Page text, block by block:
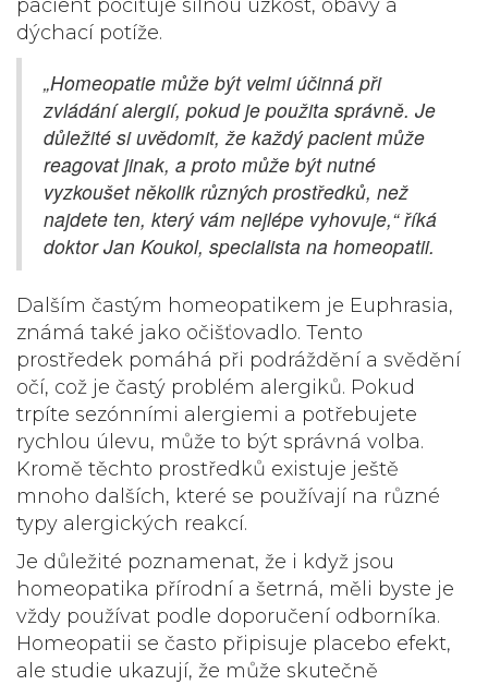
pacient pociťuje silnou úzkost, obavy a
dýchací potíže.
„Homeopatie může být velmi účinná při
zvládání alergií, pokud je použita správně. Je
důležité si uvědomit, že každý pacient může
reagovat jinak, a proto může být nutné
vyzkoušet několik různých prostředků, než
najdete ten, který vám nejlépe vyhovuje,“ říká
doktor Jan Koukol, specialista na homeopatii.
Dalším častým homeopatikem je Euphrasia,
známá také jako očišťovadlo. Tento
prostředek pomáhá při podráždění a svědění
očí, což je častý problém alergiků. Pokud
trpíte sezónními alergiemi a potřebujete
rychlou úlevu, může to být správná volba.
Kromě těchto prostředků existuje ještě
mnoho dalších, které se používají na různé
typy alergických reakcí.
Je důležité poznamenat, že i když jsou
homeopatika přírodní a šetrná, měli byste je
vždy používat podle doporučení odborníka.
Homeopatii se často připisuje placebo efekt,
ale studie ukazují, že může skutečně